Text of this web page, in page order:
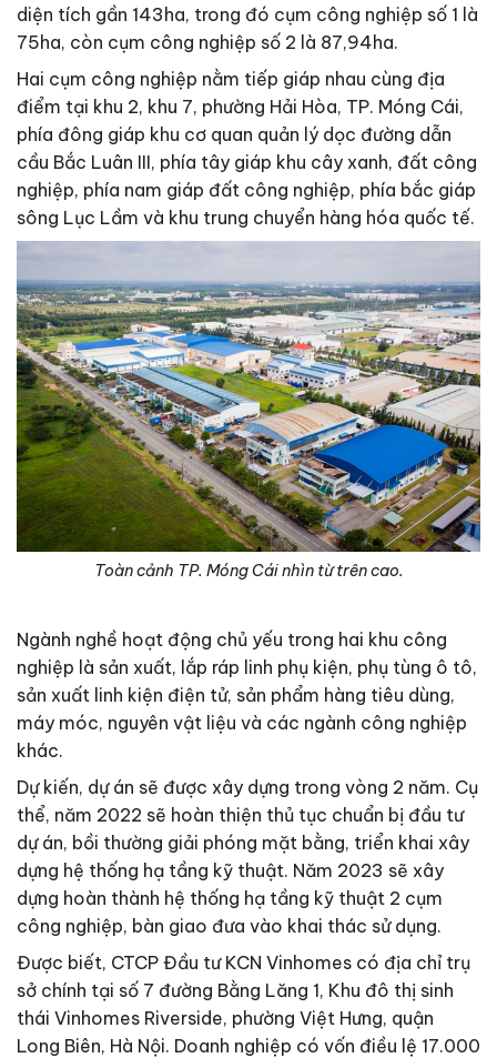
diện tích gần 143ha, trong đó cụm công nghiệp số 1 là
75ha, còn cụm công nghiệp số 2 là 87,94ha.
Hai cụm công nghiệp nằm tiếp giáp nhau cùng địa
điểm tại khu 2, khu 7, phường Hải Hòa, TP. Móng Cái,
phía đông giáp khu cơ quan quản lý dọc đường dẫn
cầu Bắc Luân III, phía tây giáp khu cây xanh, đất công
nghiệp, phía nam giáp đất công nghiệp, phía bắc giáp
sông Lục Lầm và khu trung chuyển hàng hóa quốc tế.
Toàn cảnh TP. Móng Cái nhìn từ trên cao.
Ngành nghề hoạt động chủ yếu trong hai khu công
nghiệp là sản xuất, lắp ráp linh phụ kiện, phụ tùng ô tô,
sản xuất linh kiện điện tử, sản phẩm hàng tiêu dùng,
máy móc, nguyên vật liệu và các ngành công nghiệp
khác.
Dự kiến, dự án sẽ được xây dựng trong vòng 2 năm. Cụ
thể, năm 2022 sẽ hoàn thiện thủ tục chuẩn bị đầu tư
dự án, bồi thường giải phóng mặt bằng, triển khai xây
dựng hệ thống hạ tầng kỹ thuật. Năm 2023 sẽ xây
dựng hoàn thành hệ thống hạ tầng kỹ thuật 2 cụm
công nghiệp, bàn giao đưa vào khai thác sử dụng.
Được biết, CTCP Đầu tư KCN Vinhomes có địa chỉ trụ
sở chính tại số 7 đường Bằng Lăng 1, Khu đô thị sinh
thái Vinhomes Riverside, phường Việt Hưng, quận
Long Biên, Hà Nội. Doanh nghiệp có vốn điều lệ 17.000